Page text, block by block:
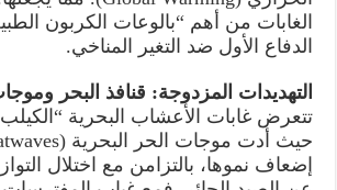
الغابات من أهم “بالوعات الكربون
الدفاع الأول ضد التغير المناخي.
التهديدات المزدوجة: قنافذ البحر
تتعرض غابات الأعشاب البحرية
إضعاف نموها، بالتزامن مع اختلال